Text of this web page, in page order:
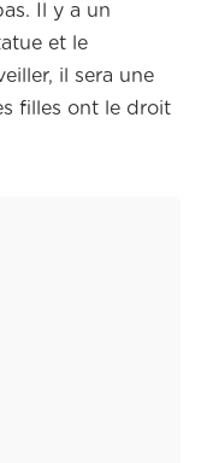
Il y a un
et le
il sera une
filles ont le droit